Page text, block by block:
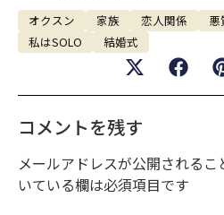
オクスン 家族 恋人関係 悪
私はSOLO
結婚式
コメントを残す
メールアドレスが公開されるこ
いている欄は必須項目です